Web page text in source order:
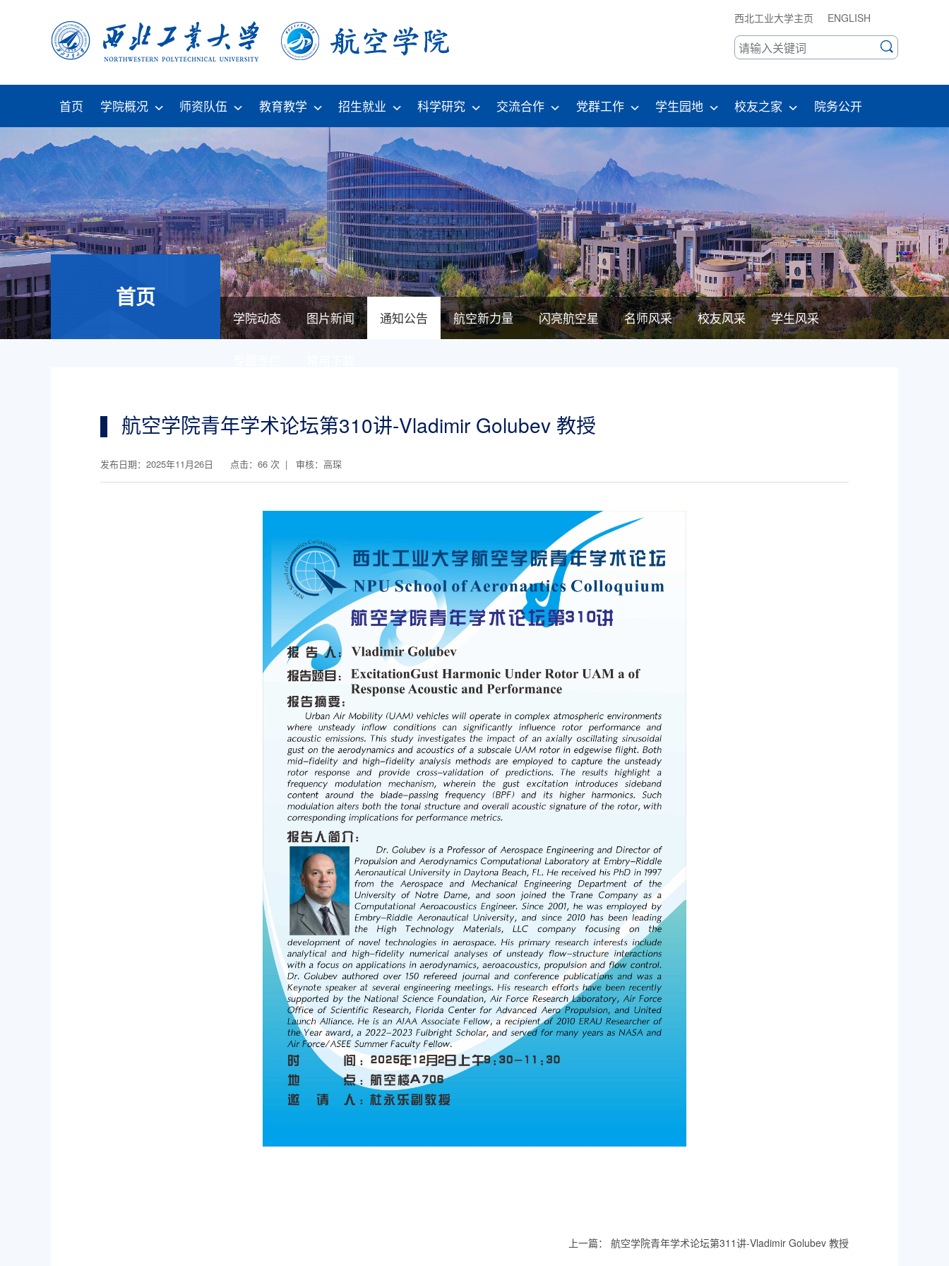
西北工业大学主页 ENGLISH
首页 学院概况 师资队伍 教育教学 招生就业 科学研究 交流合作 党群工作 学生园地 校友之家 院务公开
首页
学院动态 图片新闻 通知公告 航空新力量 闪亮航空星 名师风采 校友风采 学生风采
航空学院青年学术论坛第310讲-Vladimir Golubev 教授
发布日期：2025年11月26日 点击： 66 次 | 审核：高琛
上一篇： 航空学院青年学术论坛第311讲-Vladimir Golubev 教授